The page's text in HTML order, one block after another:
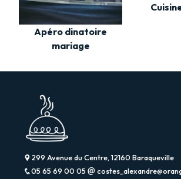
Apéro dinatoire
mariage
299 Avenue du Centre, 12160 Baraqueville
05 65 69 00 05